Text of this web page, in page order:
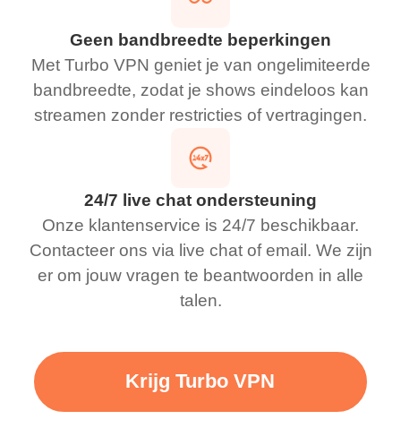
Geen bandbreedte beperkingen
Met Turbo VPN geniet je van ongelimiteerde
bandbreedte, zodat je shows eindeloos kan
streamen zonder restricties of vertragingen.
24/7 live chat ondersteuning
Onze klantenservice is 24/7 beschikbaar.
Contacteer ons via live chat of email. We zijn
er om jouw vragen te beantwoorden in alle
talen.
Krijg Turbo VPN